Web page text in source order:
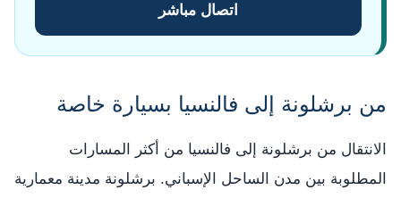
اتصال مباشر
من برشلونة إلى فالنسيا بسيارة خاصة
الانتقال من برشلونة إلى فالنسيا من أكثر المسارات
المطلوبة بين مدن الساحل الإسباني. برشلونة مدينة معمارية